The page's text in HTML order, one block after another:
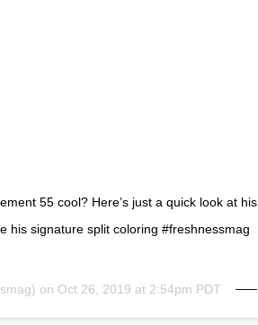
55 cool? Here’s just a quick look at his
his signature split coloring #freshnessmag
on Oct 26, 2019 at 2:54pm PDT